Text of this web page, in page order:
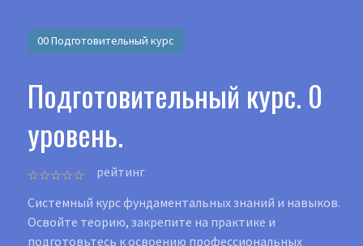
00 Подготовительный курс
Подготовительный курс. 0
уровень.
рейтинг
Системный курс фундаментальных знаний и навыков.
Освойте теорию, закрепите на практике и
подготовьтесь к освоению профессиональных